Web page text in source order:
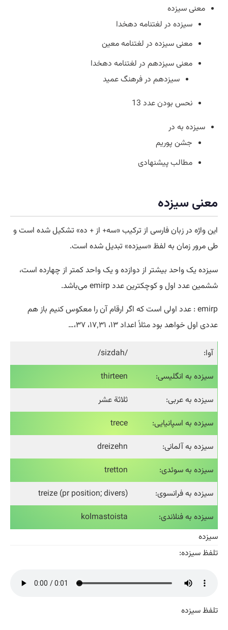
معنی سیزده
سیزده در لغتنامه دهخدا
معنی سیزده در لغتنامه معین
معنی سیزدهم در لغتنامه دهخدا
سیزدهم در فرهنگ عمید
نحس بودن عدد 13
سیزده به در
جشن پوریم
مطالب پیشنهادی
معنی سیزده
این واژه در زبان فارسی از ترکیب «سه+ از + ده» تشکیل شده است و
طی مرور زمان به لفظ «سیزده» تبدیل شده است.
سیزده یک واحد بیشتر از دوازده و یک واحد کمتر از چهارده است،
ششمین عدد اول و کوچکترین عدد emirp می‌باشد.
emirp : عدد اولی است که اگر ارقام آن را معکوس کنیم باز هم
عددی اول خواهد بودمثلاً اعداد ۱۳، ۱۷٬۳۱، ۳۷،…
آوا:
/sizdah/
سیزده به انگلیسی:
thirteen
سیزده به عربی:
ثلاثة عشر
سیزده به اسپانیایی:
trece
سیزده به آلمانی:
dreizehn
سیزده به سوئدی:
tretton
سیزده به فرانسوی:
(treize (pr position; divers
سیزده به فنلاندی:
kolmastoista
سیزده
تلفظ سیزده:
تلفظ سیزده